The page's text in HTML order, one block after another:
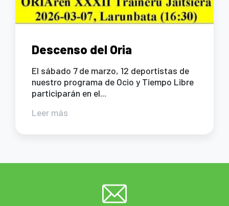
Descenso del Oria
El sábado 7 de marzo, 12 deportistas de
nuestro programa de Ocio y Tiempo Libre
participarán en el...
Leer más